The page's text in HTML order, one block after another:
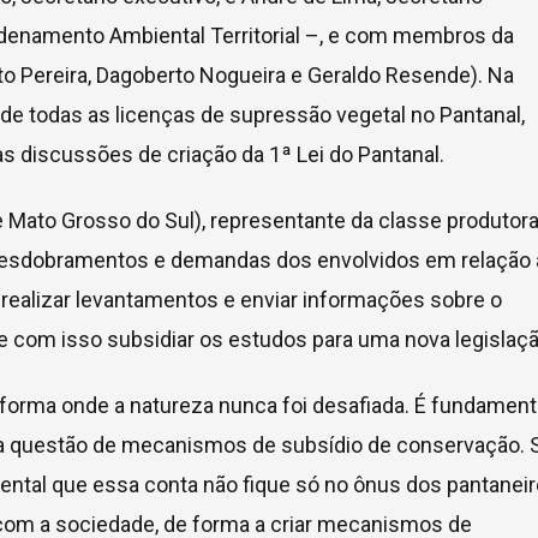
Ambiental Territorial –, e com membros da
Dagoberto Nogueira e Geraldo Resende). Na
todas as licenças de supressão vegetal no Pantanal,
discussões de criação da 1ª Lei do Pantanal.
Grosso do Sul), representante da classe
e demandas dos envolvidos em relação
levantamentos e enviar informações sobre o
isso subsidiar os estudos para uma nova
onde a natureza nunca foi desafiada. É
de mecanismos de subsídio de conservação.
que essa conta não fique só no ônus dos
a sociedade, de forma a criar mecanismos de